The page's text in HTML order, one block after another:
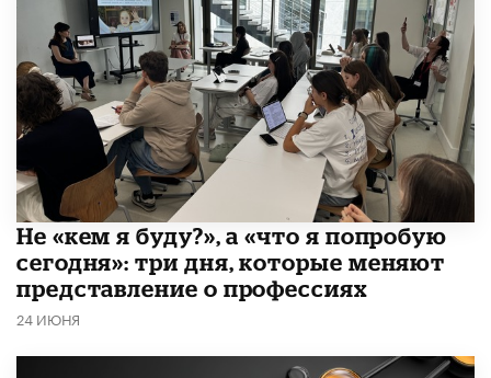
Не «кем я буду?», а «что я попробую
сегодня»: три дня, которые меняют
представление о профессиях
24 ИЮНЯ